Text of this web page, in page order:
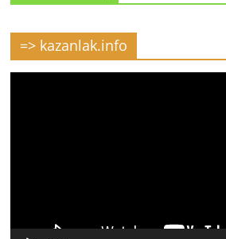
=> kazanlak.info